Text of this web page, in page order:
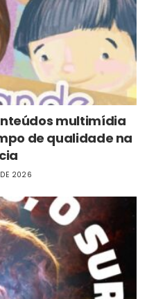
multimídia
de qualidade na
2026